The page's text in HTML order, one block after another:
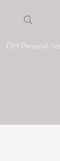
DH Personal-